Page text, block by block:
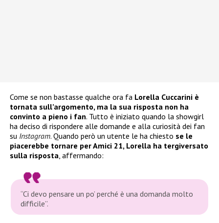
Come se non bastasse qualche ora fa Lorella Cuccarini è
tornata sull’argomento, ma la sua risposta non ha
convinto a pieno i fan. Tutto è iniziato quando la showgirl
ha deciso di rispondere alle domande e alla curiosità dei fan
su Instagram. Quando però un utente le ha chiesto se le
piacerebbe tornare per Amici 21, Lorella ha tergiversato
sulla risposta , affermando:
“Ci devo pensare un po’ perché è una domanda molto
difficile”.